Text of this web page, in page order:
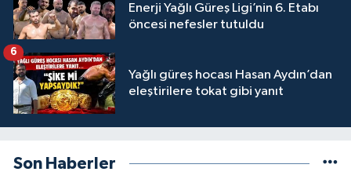
Enerji Yağlı Güreş Ligi’nin 6. Etabı
öncesi nefesler tutuldu
Yağlı güreş hocası Hasan Aydın’dan
eleştirilere tokat gibi yanıt
6
Son Haberler